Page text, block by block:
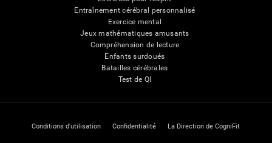
Entraînement cérébral personnalisé
Exercice mental
Jeux mathématiques amusants
Compréhension de lecture
Enfants surdoués
Batailles cérébrales
Test de QI
Conditions d'utilisation Confidentialité La Direction de CogniFit